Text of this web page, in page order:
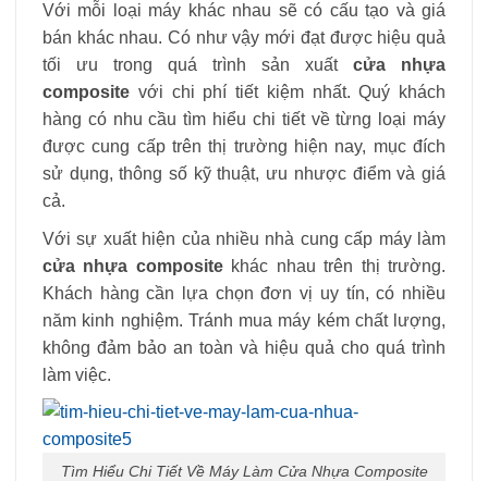
Với mỗi loại máy khác nhau sẽ có cấu tạo và giá
bán khác nhau. Có như vậy mới đạt được hiệu quả
tối ưu trong quá trình sản xuất cửa nhựa
composite với chi phí tiết kiệm nhất. Quý khách
hàng có nhu cầu tìm hiểu chi tiết về từng loại máy
được cung cấp trên thị trường hiện nay, mục đích
sử dụng, thông số kỹ thuật, ưu nhược điểm và giá
cả.
Với sự xuất hiện của nhiều nhà cung cấp máy làm
cửa nhựa compositekhác nhau trên thị trường.
Khách hàng cần lựa chọn đơn vị uy tín, có nhiều
năm kinh nghiệm. Tránh mua máy kém chất lượng,
không đảm bảo an toàn và hiệu quả cho quá trình
làm việc.
Tìm Hiểu Chi Tiết Về Máy Làm Cửa Nhựa Composite